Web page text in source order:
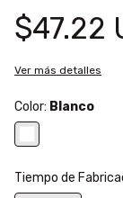
$47.22
Ver más detalles
Color: Blanco
Tiempo de